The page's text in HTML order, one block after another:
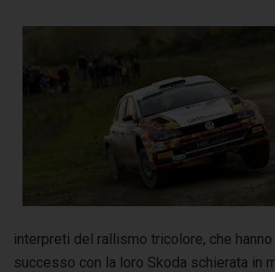
interpreti del rallismo tricolore, che
successo con la loro Skoda schierata in